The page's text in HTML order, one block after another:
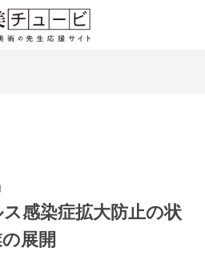
感染症拡大防止の状
展開